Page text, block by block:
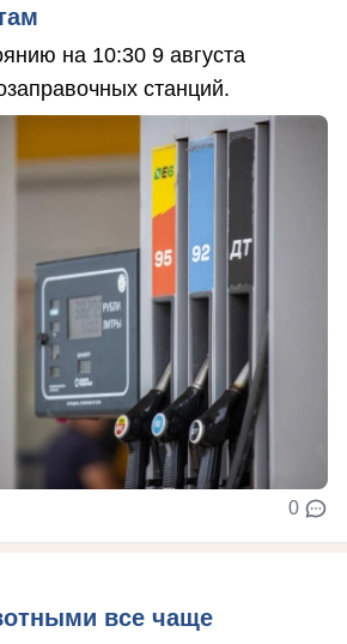
на 10:30 9 августа
станций.
0
все чаще